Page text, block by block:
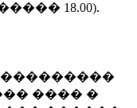
18.00).
���� �